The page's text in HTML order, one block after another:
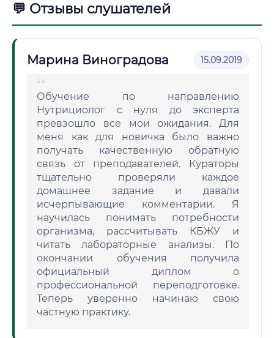
💬 Отзывы слушателей
Марина Виноградова 15.09.2019
Обучение по направлению
Нутрициолог с нуля до эксперта
превзошло все мои ожидания. Для
меня как для новичка было важно
получать качественную обратную
связь от преподавателей. Кураторы
тщательно проверяли каждое
домашнее задание и давали
исчерпывающие комментарии. Я
научилась понимать потребности
организма, рассчитывать КБЖУ и
читать лабораторные анализы. По
окончании обучения получила
официальный диплом о
профессиональной переподготовке.
Теперь уверенно начинаю свою
частную практику.